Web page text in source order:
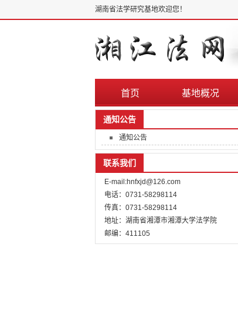
湖南省法学研究基地欢迎您！
首页 基地概况
通知公告
通知公告
联系我们
E-mail:hnfxjd@126.com
电话：0731-58298114
传真：0731-58298114
地址：湖南省湘潭市湘潭大学法学院
邮编：411105